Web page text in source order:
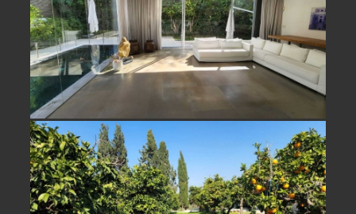
למכירה משק עזר מול נוף פתוח בבני
ציון